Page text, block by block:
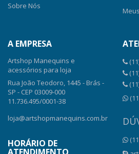
Sobre Nós
A EMPRESA
Artshop Manequins e
acessórios para loja
Rua João Teodoro, 1445 - Brás -
SP - CEP 03009-000
11.736.495/0001-38
loja@artshopmanequins.com.br
HORÁRIO DE